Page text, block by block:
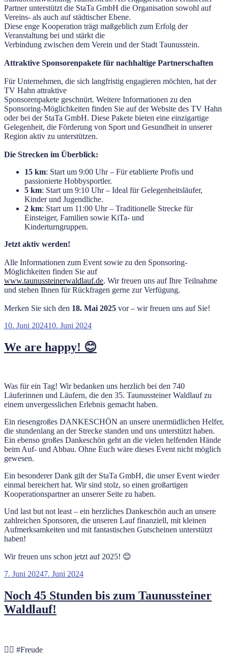
Partner unterstützt die StaTa GmbH die Organisation sowohl auf
Vereins- als auch auf städtischer Ebene.
Diese enge Kooperation trägt maßgeblich zum Erfolg der
Veranstaltung bei und stärkt die
Verbindung zwischen dem Verein und der Stadt Taunusstein.
Attraktive Sponsorenpakete für nachhaltige Partnerschaften
Für Unternehmen, die sich langfristig engagieren möchten, hat der
TV Hahn attraktive
Sponsorenpakete geschnürt. Weitere Informationen zu den
Sponsoring-Möglichkeiten finden Sie auf der Website des TV Hahn
oder bei der StaTa GmbH. Diese Pakete bieten eine einzigartige
Gelegenheit, die Förderung von Sport und Gesundheit in unserer
Region aktiv zu unterstützen.
Die Strecken im Überblick:
15 km: Start um 9:00 Uhr – Für etablierte Profis und
passionierte Hobbysportler.
5 km: Start um 9:10 Uhr – Ideal für Gelegenheitsläufer,
Kinder und Jugendliche.
2 km: Start um 11:00 Uhr – Traditionelle Strecke für
Einsteiger, Familien sowie KiTa- und
Kinderturngruppen.
Jetzt aktiv werden!
Alle Informationen zum Event sowie zu den Sponsoring-
Möglichkeiten finden Sie auf
www.taunussteinerwaldlauf.de. Wir freuen uns auf Ihre Teilnahme
und stehen Ihnen für Rückfragen gerne zur Verfügung.
Merken Sie sich den 18. Mai 2025 vor – wir freuen uns auf Sie!
Veröffentlicht
10. Juni 202410. Juni 2024
We are happy! 😊
Was für ein Tag! Wir bedanken uns herzlich bei den 740
Läuferinnen und Läufern, die den 35. Taunussteiner Waldlauf zu
einem unvergesslichen Erlebnis gemacht haben.
Ein riesengroßes DANKESCHÖN an unsere unermüdlichen Helfer,
die stundenlang an der Strecke standen und uns unterstützt haben.
Ein ebenso großes Dankeschön geht an die vielen helfenden Hände
beim Auf- und Abbau. Ohne Euch wäre dieses Event nicht möglich
gewesen.
Ein besonderer Dank gilt der StaTa GmbH, die unser Event wieder
einmal bereichert hat. Wir sind stolz, so einen großartigen
Kooperationspartner an unserer Seite zu haben.
Und last but not least – ein herzliches Dankeschön auch an unsere
zahlreichen Sponsoren, die unseren Lauf finanziell, mit kleinen
Aufmerksamkeiten und mit fantastischen Gutscheinen unterstützt
haben!
Wir freuen uns schon jetzt auf 2025! 😊
Veröffentlicht
7. Juni 20247. Juni 2024
Noch 45 Stunden bis zum Taunussteiner
Waldlauf!
🏃‍♂️ #Freude